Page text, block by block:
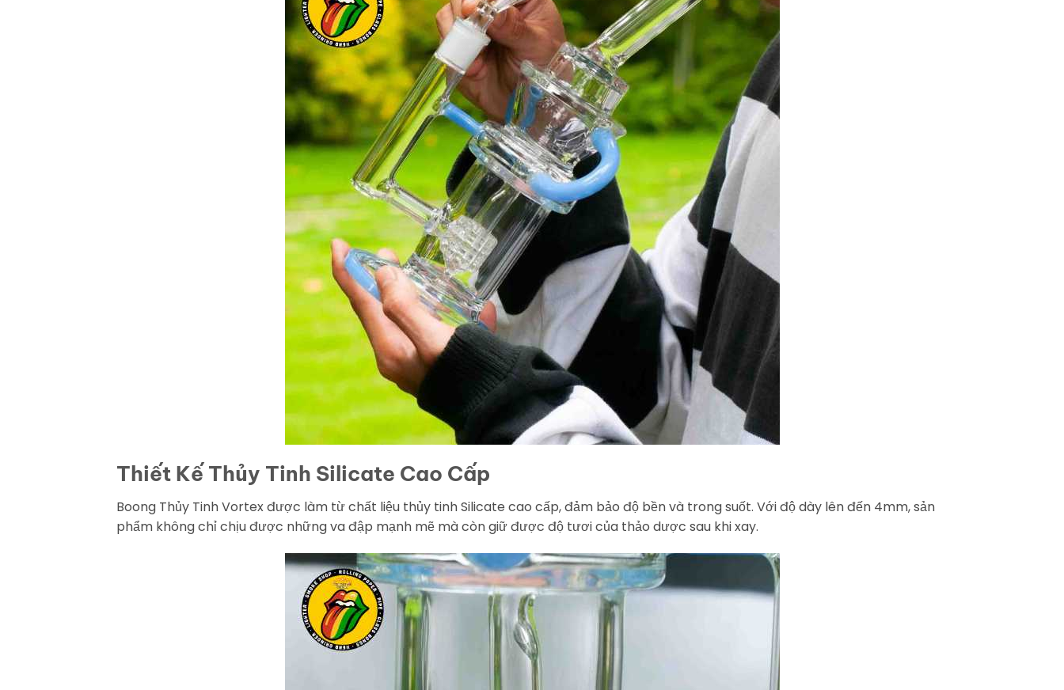
Thiết Kế Thủy Tinh Silicate Cao Cấp
Boong Thủy Tinh Vortex được làm từ chất liệu thủy tinh Silicate cao cấp, đảm bảo độ bền và trong suốt. Với độ dày lên đến 4mm, sản
phẩm không chỉ chịu được những va đập mạnh mẽ mà còn giữ được độ tươi của thảo dược sau khi xay.